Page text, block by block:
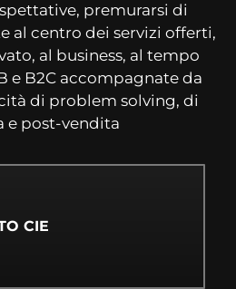
premurarsi di
al centro dei servizi offerti,
al business, al tempo
e B2C accompagnate da
di problem solving, di
e post-vendita
CIE